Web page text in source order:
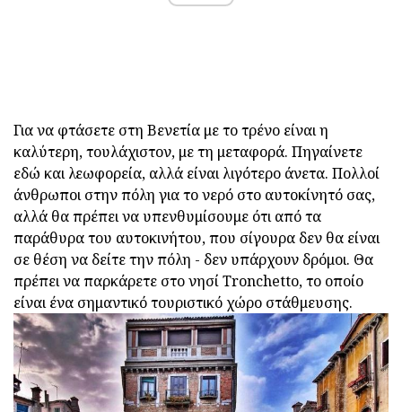
Για να φτάσετε στη Βενετία με το τρένο είναι η
καλύτερη, τουλάχιστον, με τη μεταφορά. Πηγαίνετε
εδώ και λεωφορεία, αλλά είναι λιγότερο άνετα. Πολλοί
άνθρωποι στην πόλη για το νερό στο αυτοκίνητό σας,
αλλά θα πρέπει να υπενθυμίσουμε ότι από τα
παράθυρα του αυτοκινήτου, που σίγουρα δεν θα είναι
σε θέση να δείτε την πόλη - δεν υπάρχουν δρόμοι. Θα
πρέπει να παρκάρετε στο νησί Tronchetto, το οποίο
είναι ένα σημαντικό τουριστικό χώρο στάθμευσης.